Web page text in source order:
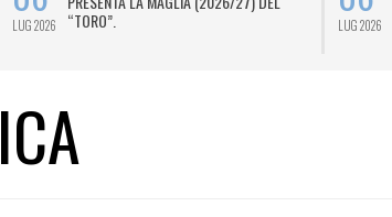
LUG 2026
“TORO”.
LUG 2026